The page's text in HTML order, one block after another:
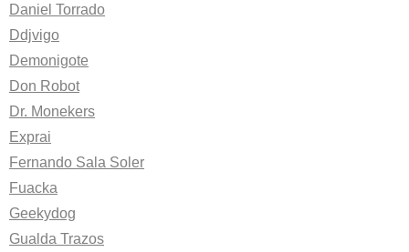
Daniel Torrado
Ddjvigo
Demonigote
Don Robot
Dr. Monekers
Exprai
Fernando Sala Soler
Fuacka
Geekydog
Gualda Trazos